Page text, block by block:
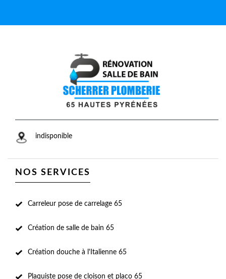
indisponible
NOS SERVICES
Carreleur pose de carrelage 65
Création de salle de bain 65
Création douche à l'Italienne 65
Plaquiste pose de cloison et placo 65